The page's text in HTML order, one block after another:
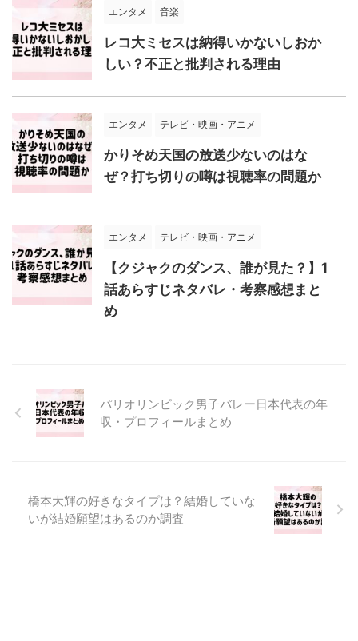
エンタメ 音楽
レコ大ミセスは納得いかないしおか
しい？不正と批判される理由
エンタメ テレビ・映画・アニメ
かりそめ天国の放送少ないのはな
ぜ？打ち切りの噂は視聴率の問題か
エンタメ テレビ・映画・アニメ
【クジャクのダンス、誰が見た？】1
話あらすじネタバレ・考察感想まと
め
パリオリンピック男子バレー日本代表の年
収・プロフィールまとめ
橋本大輝の好きなタイプは？結婚していな
いが結婚願望はあるのか調査